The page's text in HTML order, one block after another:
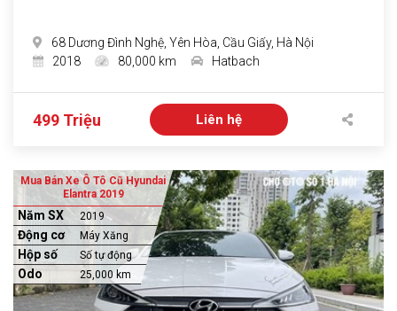
68 Dương Đình Nghệ, Yên Hòa, Cầu Giấy, Hà Nội
2018
80,000 km Hatbach
499 Triệu Liên hệ
Mua Bán Xe Ô Tô Cũ Hyundai
Elantra 2019
Năm SX 2019
Động cơ Máy Xăng
Hộp số Số tự động
Odo 25,000 km